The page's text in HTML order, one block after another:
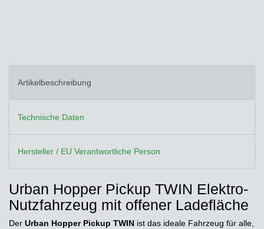
Artikelbeschreibung
Technische Daten
Hersteller / EU Verantwortliche Person
Urban Hopper Pickup TWIN Elektro-
Nutzfahrzeug mit offener Ladefläche
Der Urban Hopper Pickup TWIN ist das ideale Fahrzeug für alle,